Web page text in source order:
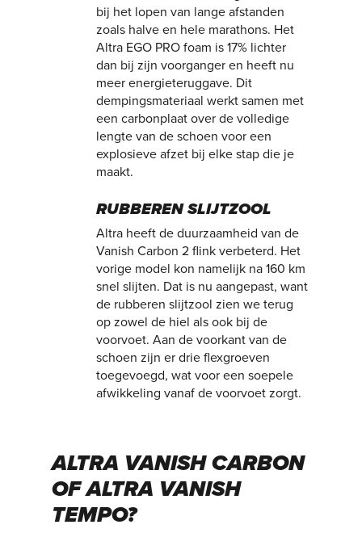
bij het lopen van lange afstanden
zoals halve en hele marathons. Het
Altra EGO PRO foam is 17% lichter
dan bij zijn voorganger en heeft nu
meer energieteruggave. Dit
dempingsmateriaal werkt samen met
een carbonplaat over de volledige
lengte van de schoen voor een
explosieve afzet bij elke stap die je
maakt.
RUBBEREN SLIJTZOOL
Altra heeft de duurzaamheid van de
Vanish Carbon 2 flink verbeterd. Het
vorige model kon namelijk na 160 km
snel slijten. Dat is nu aangepast, want
de rubberen slijtzool zien we terug
op zowel de hiel als ook bij de
voorvoet. Aan de voorkant van de
schoen zijn er drie flexgroeven
toegevoegd, wat voor een soepele
afwikkeling vanaf de voorvoet zorgt.
ALTRA VANISH CARBON
OF ALTRA VANISH
TEMPO?